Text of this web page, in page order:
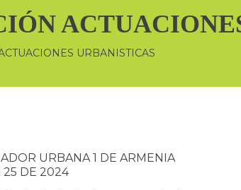
URBANISTICAS
URBANA 1 DE ARMENIA
25 DE 2024